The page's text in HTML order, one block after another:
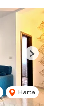
Harta
Next